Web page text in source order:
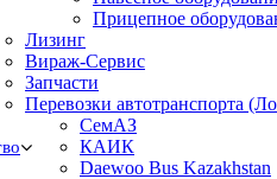
Прицепное
Лизинг
Вираж-Сервис
Запчасти
Перевозки автотранспорта
СемАЗ
КАИК
Daewoo Bus Kazakhstan